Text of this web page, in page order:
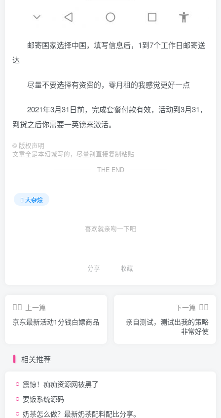
邮寄国家选择中国，填写信息后，1到7个工作日邮寄送
达
尽量不要选择有资费的，零月租的我感觉更好一点
2021年3月31日前，完成套餐付款有效，活动到3月31，
到货之后你需要一英镑来激活。
© 版权声明
文章全是本幻城写的，尽量别直接复制粘贴
THE END
大杂烩
喜欢就亲吻一下吧
分享 收藏
上一篇
京东最新活动1分钱白嫖商品
下一篇
亲自测试，测试出我的策略
非常好使
相关推荐
震惊！痴痴资源网被黑了
要饭系统源码
奶茶怎么做？最新奶茶配料配比分享。